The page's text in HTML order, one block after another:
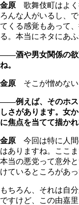
金原 歌舞伎町はよく
ろんな人がいるし、
てくる感覚もあって
る。本当にネタにあ
――酒や男女関係の欲
ね。
金原 そこが憎めな
――例えば、そのホス
しさがあります。女
に焦点を当てて描かれ
金原 今回は特に人間
はありますね。ここ
本当の悪党って意外
けているところがあっ
もちろん、それは自
ですけど、この由嘉